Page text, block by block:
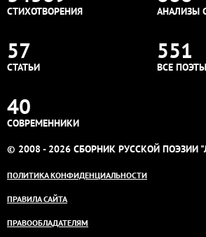
СТИХОТВОРЕНИЯ АНАЛИЗЫ
57
СТАТЬИ
551
ВСЕ ПОЭТЫ
40
СОВРЕМЕННИКИ
© 2008 - 2026 СБОРНИК РУССКОЙ ПОЭЗИИ
ПОЛИТИКА КОНФИДЕНЦИАЛЬНОСТИ
ПРАВИЛА САЙТА
ПРАВООБЛАДАТЕЛЯМ